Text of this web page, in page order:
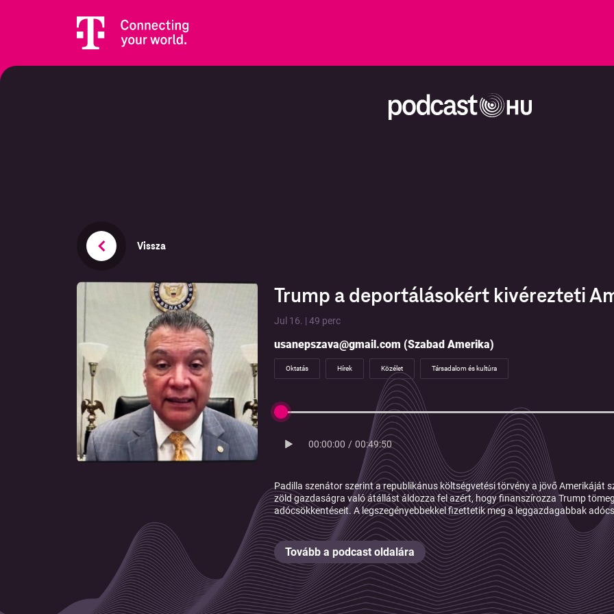
Vissza
Trump a deportálásokért kivérezteti
Jul 16. | 49 perc
usanepszava@gmail.com (Szabad Amerika)
Oktatás Hírek Közélet Társadalom és kultúra
00:00:00 / 00:49:50
Padilla szenátor szerint a republikánus költségvetési törvény a jövő Amerikáját
zöld gazdaságra való átállást áldozza fel azért, hogy finanszírozza Trump
adócsökkentéseit. A legszegényebbekkel fizettetik meg a leggazdagabbak
Tovább a podcast oldalára